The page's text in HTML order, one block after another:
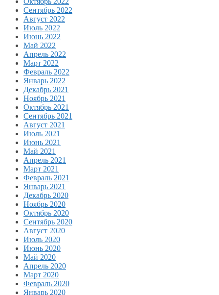
Сентябрь 2022
Август 2022
Июль 2022
Июнь 2022
Май 2022
Апрель 2022
Март 2022
Февраль 2022
Январь 2022
Декабрь 2021
Ноябрь 2021
Октябрь 2021
Сентябрь 2021
Август 2021
Июль 2021
Июнь 2021
Май 2021
Апрель 2021
Март 2021
Февраль 2021
Январь 2021
Декабрь 2020
Ноябрь 2020
Октябрь 2020
Сентябрь 2020
Август 2020
Июль 2020
Июнь 2020
Май 2020
Апрель 2020
Март 2020
Февраль 2020
Январь 2020